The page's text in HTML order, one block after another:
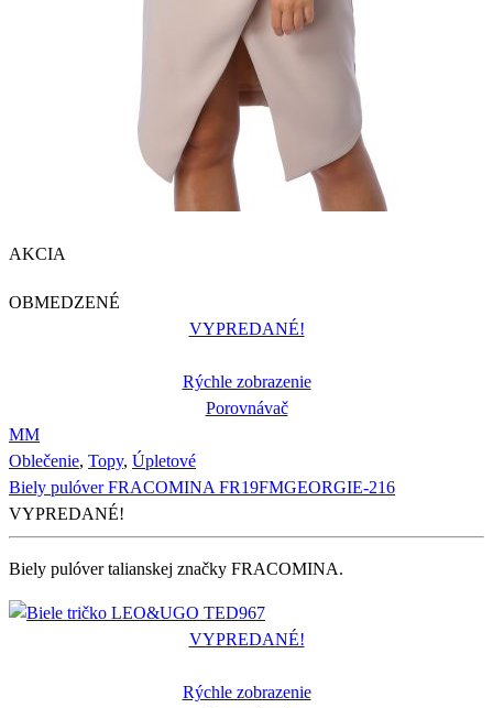
AKCIA
OBMEDZENÉ
VYPREDANÉ!
Rýchle zobrazenie
Porovnávač
MM
Oblečenie, Topy, Úpletové
Biely pulóver FRACOMINA FR19FMGEORGIE-216
VYPREDANÉ!
Biely pulóver talianskej značky FRACOMINA.
VYPREDANÉ!
Rýchle zobrazenie